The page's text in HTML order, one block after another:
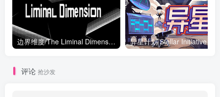
边界维度/The Liminal Dimension Build.16627351|恐怖冒险|容量1.9GB|免安装绿色中文版
评论 抢沙发